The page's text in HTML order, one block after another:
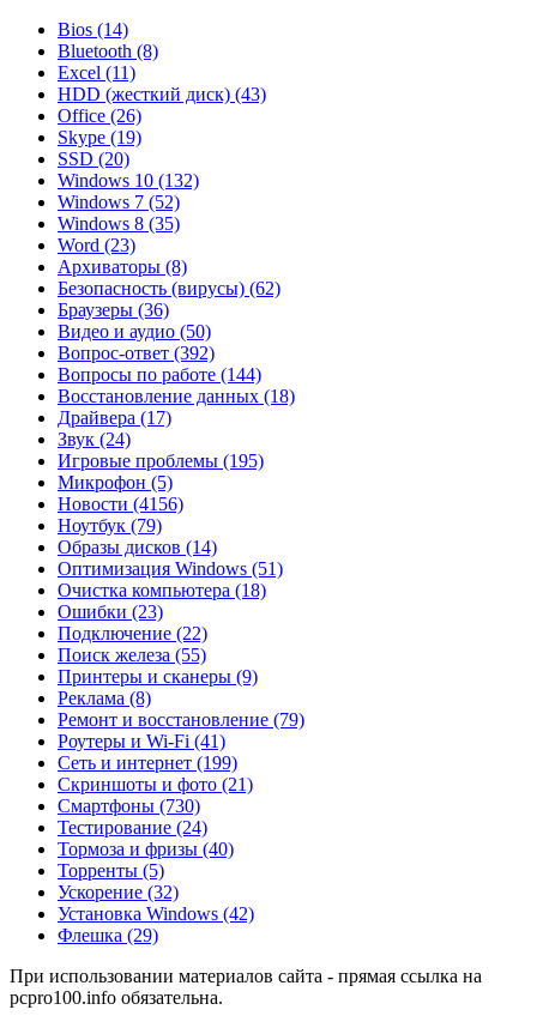
Bios (14)
Bluetooth (8)
Excel (11)
HDD (жесткий диск) (43)
Office (26)
Skype (19)
SSD (20)
Windows 10 (132)
Windows 7 (52)
Windows 8 (35)
Word (23)
Архиваторы (8)
Безопасность (вирусы) (62)
Браузеры (36)
Видео и аудио (50)
Вопрос-ответ (392)
Вопросы по работе (144)
Восстановление данных (18)
Драйвера (17)
Звук (24)
Игровые проблемы (195)
Микрофон (5)
Новости (4156)
Ноутбук (79)
Образы дисков (14)
Оптимизация Windows (51)
Очистка компьютера (18)
Ошибки (23)
Подключение (22)
Поиск железа (55)
Принтеры и сканеры (9)
Реклама (8)
Ремонт и восстановление (79)
Роутеры и Wi-Fi (41)
Сеть и интернет (199)
Скриншоты и фото (21)
Смартфоны (730)
Тестирование (24)
Тормоза и фризы (40)
Торренты (5)
Ускорение (32)
Установка Windows (42)
Флешка (29)
При использовании материалов сайта - прямая ссылка на
pcpro100.info обязательна.